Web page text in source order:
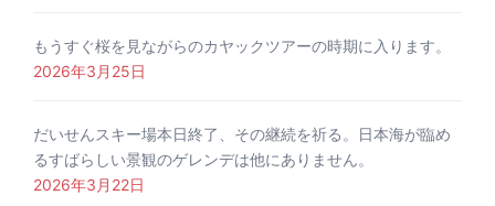
もうすぐ桜を見ながらのカヤックツアーの時期に入ります。
2026年3月25日
だいせんスキー場本日終了、その継続を祈る。日本海が臨め
るすばらしい景観のゲレンデは他にありません。
2026年3月22日